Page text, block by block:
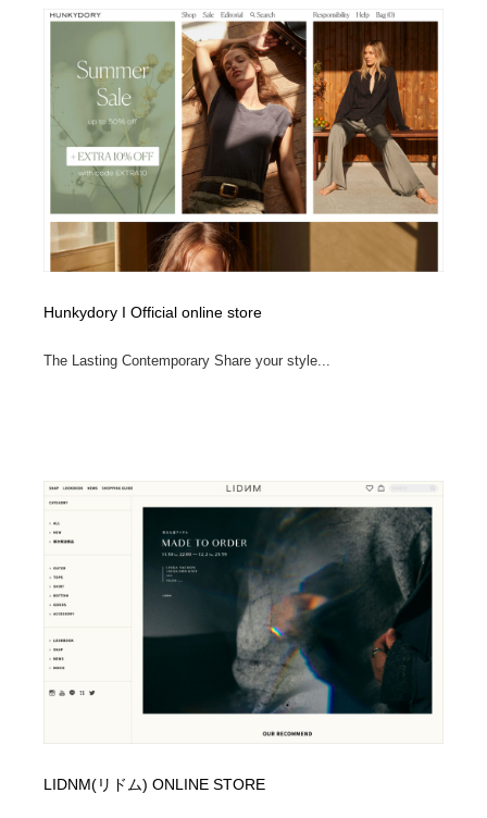
Hunkydory I Official online store
The Lasting Contemporary Share your style...
LIDNM(リドム) ONLINE STORE